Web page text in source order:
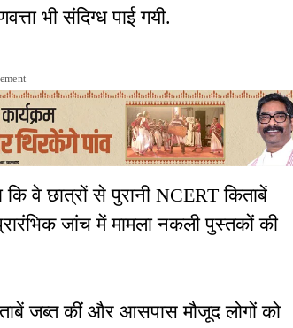
भी संदिग्ध पाई गयी.
वे छात्रों से पुरानी NCERT किताबें
जांच में मामला नकली पुस्तकों की
जब्त कीं और आसपास मौजूद लोगों को